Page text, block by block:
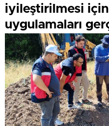
iyileştirilmesi
uygulamaları